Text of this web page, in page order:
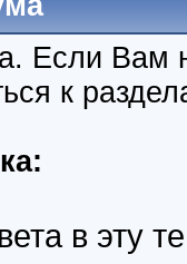
Если Вам
к
в эту